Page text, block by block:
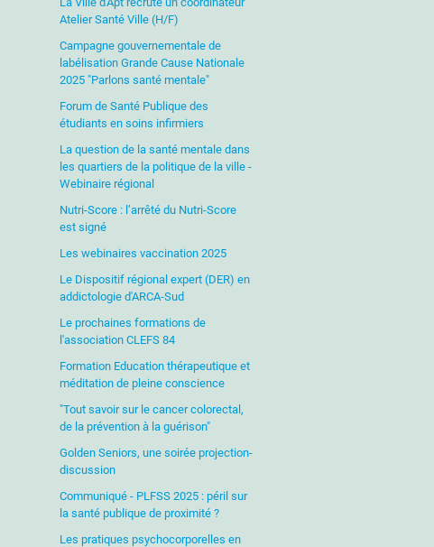
Atelier Santé Ville (H/F)
Campagne gouvernementale de
labélisation Grande Cause Nationale
2025 "Parlons santé mentale"
Forum de Santé Publique des
étudiants en soins infirmiers
La question de la santé mentale dans
les quartiers de la politique de la ville -
Webinaire régional
Nutri-Score : l’arrêté du Nutri-Score
est signé
Les webinaires vaccination 2025
Le Dispositif régional expert (DER) en
addictologie d'ARCA-Sud
Le prochaines formations de
l'association CLEFS 84
Formation Education thérapeutique et
méditation de pleine conscience
"Tout savoir sur le cancer colorectal,
de la prévention à la guérison"
Golden Seniors, une soirée projection-
discussion
Communiqué - PLFSS 2025 : péril sur
la santé publique de proximité ?
Les pratiques psychocorporelles en